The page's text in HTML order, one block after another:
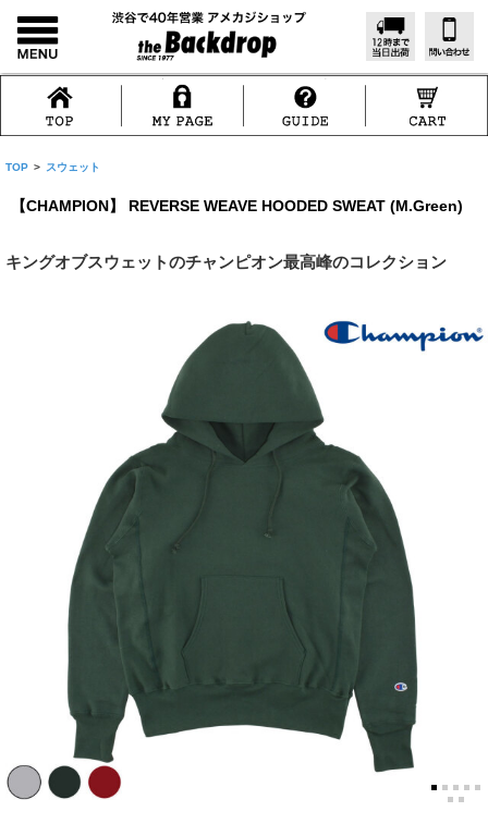
TOP > スウェット
【CHAMPION】 REVERSE WEAVE HOODED SWEAT (M.Green)
キングオブスウェットのチャンピオン最高峰のコレクション